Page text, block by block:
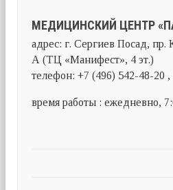
МЕДИЦИНСКИЙ ЦЕНТР
адрес: г. Сергиев Посад,
А (ТЦ «Манифест», 4 эт.)
телефон: +7 (496) 542-48-20
время работы : ежедневно,